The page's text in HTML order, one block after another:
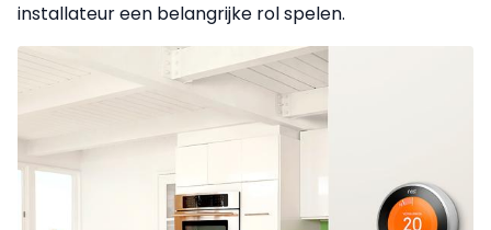
installateur een belangrijke rol spelen.